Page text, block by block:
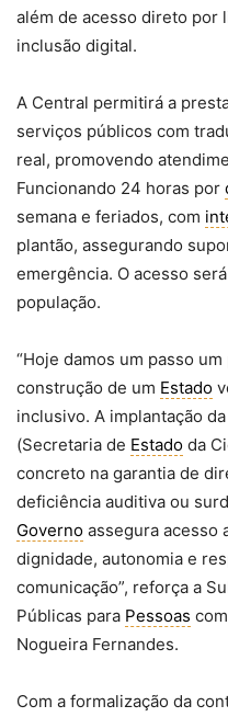
além de acesso direto por
inclusão digital.
A Central permitirá a
serviços públicos com
real, promovendo
Funcionando 24 horas por
semana e feriados, com
plantão, assegurando
emergência. O acesso
população.
“Hoje damos um passo
construção de um Estado
inclusivo. A implantação
(Secretaria de Estado da
concreto na garantia de
deficiência auditiva ou
Governo assegura acesso
dignidade, autonomia e
comunicação”, reforça a
Públicas para Pessoas
Nogueira Fernandes.
Com a formalização da